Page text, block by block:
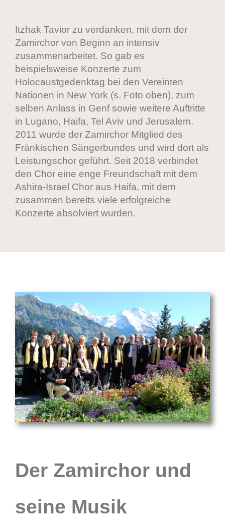
Itzhak Tavior zu verdanken, mit dem der
Zamirchor von Beginn an intensiv
zusammenarbeitet. So gab es
beispielsweise Konzerte zum
Holocaustgedenktag bei den Vereinten
Nationen in New York (s. Foto oben), zum
selben Anlass in Genf sowie weitere Auftritte
in Lugano, Haifa, Tel Aviv und Jerusalem.
2011 wurde der Zamirchor Mitglied des
Fränkischen Sängerbundes und wird dort als
Leistungschor geführt. Seit 2018 verbindet
den Chor eine enge Freundschaft mit dem
Ashira-Israel Chor aus Haifa, mit dem
zusammen bereits viele erfolgreiche
Konzerte absolviert wurden.
Der Zamirchor und
seine Musik